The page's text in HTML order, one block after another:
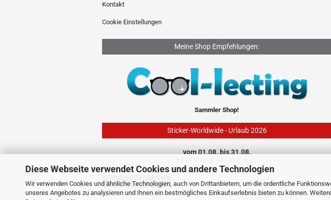
Diese Webseite verwendet Cookies und andere Technologien
Wir verwenden Cookies und ähnliche Technologien, auch von Drittanbietern, um die ordentliche
unseres Angebotes zu analysieren und Ihnen ein bestmögliches Einkaufserlebnis bieten zu können.
Kontakt
Cookie Einstellungen
Meine Shop Empfehlungen:
Sammler Shop!
Sticker-Worldwide - Urlaub 2026
vom 01.08. bis 31.08.
Vertrag widerrufen